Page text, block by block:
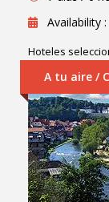
Availability
Hoteles
A tu aire /